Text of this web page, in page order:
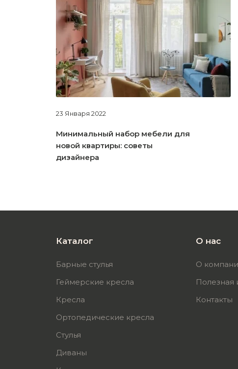
23 Января 2022
Минимальный набор мебели для
новой квартиры: советы
дизайнера
Каталог
Барные стулья
Геймерские кресла
Кресла
Ортопедические кресла
Стулья
Диваны
О нас
О
Полезная
Контакты